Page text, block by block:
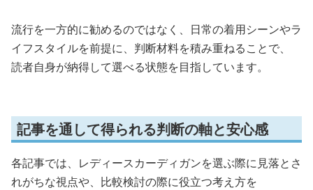
流行を一方的に勧めるのではなく、日常の着用シーンやラ
イフスタイルを前提に、判断材料を積み重ねることで、
読者自身が納得して選べる状態を目指しています。
記事を通して得られる判断の軸と安心感
各記事では、レディースカーディガンを選ぶ際に見落とさ
れがちな視点や、比較検討の際に役立つ考え方を